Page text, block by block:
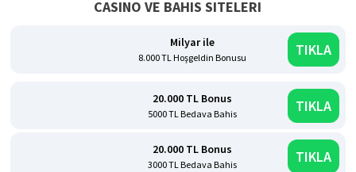
CASINO VE BAHIS SITELERI
Milyar ile
8.000 TL Hoşgeldin Bonusu TIKLA
20.000 TL Bonus
5000 TL Bedava Bahis TIKLA
20.000 TL Bonus
3000 TL Bedava Bahis TIKLA